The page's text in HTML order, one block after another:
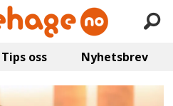
Tips oss Nyhetsbrev